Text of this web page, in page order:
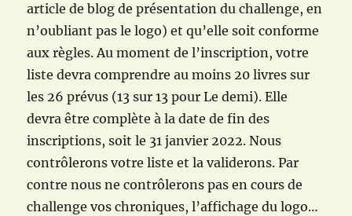
article de blog de présentation du challenge, en
n’oubliant pas le logo) et qu’elle soit conforme
aux règles. Au moment de l’inscription, votre
liste devra comprendre au moins 20 livres sur
les 26 prévus (13 sur 13 pour Le demi). Elle
devra être complète à la date de fin des
inscriptions, soit le 31 janvier 2022. Nous
contrôlerons votre liste et la validerons. Par
contre nous ne contrôlerons pas en cours de
challenge vos chroniques, l’affichage du logo…